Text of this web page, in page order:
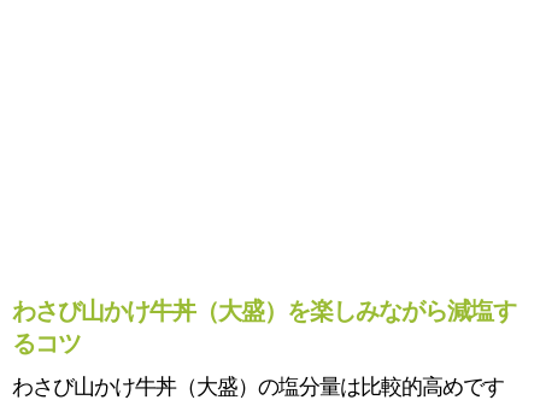
わさび山かけ牛丼（大盛）を楽しみながら減塩す
るコツ
わさび山かけ牛丼（大盛）の塩分量は比較的高めです